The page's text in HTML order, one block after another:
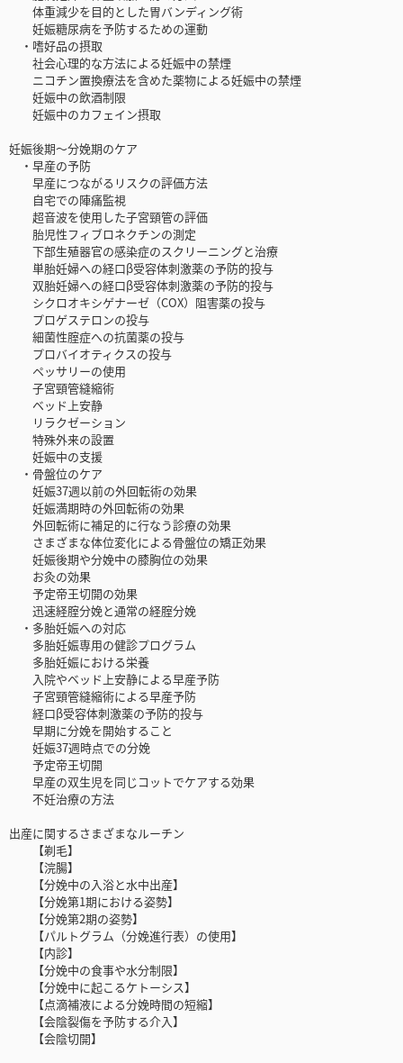
体重減少を目的とした胃バンディング術
妊娠糖尿病を予防するための運動
・嗜好品の摂取
社会心理的な方法による妊娠中の禁煙
ニコチン置換療法を含めた薬物による妊娠中の禁煙
妊娠中の飲酒制限
妊娠中のカフェイン摂取
妊娠後期～分娩期のケア
・早産の予防
早産につながるリスクの評価方法
自宅での陣痛監視
超音波を使用した子宮頸管の評価
胎児性フィブロネクチンの測定
下部生殖器官の感染症のスクリーニングと治療
単胎妊婦への経口β受容体刺激薬の予防的投与
双胎妊婦への経口β受容体刺激薬の予防的投与
シクロオキシゲナーゼ（COX）阻害薬の投与
プロゲステロンの投与
細菌性腟症への抗菌薬の投与
プロバイオティクスの投与
ペッサリーの使用
子宮頸管縫縮術
ベッド上安静
リラクゼーション
特殊外来の設置
妊娠中の支援
・骨盤位のケア
妊娠37週以前の外回転術の効果
妊娠満期時の外回転術の効果
外回転術に補足的に行なう診療の効果
さまざまな体位変化による骨盤位の矯正効果
妊娠後期や分娩中の膝胸位の効果
お灸の効果
予定帝王切開の効果
迅速経腟分娩と通常の経腟分娩
・多胎妊娠への対応
多胎妊娠専用の健診プログラム
多胎妊娠における栄養
入院やベッド上安静による早産予防
子宮頸管縫縮術による早産予防
経口β受容体刺激薬の予防的投与
早期に分娩を開始すること
妊娠37週時点での分娩
予定帝王切開
早産の双生児を同じコットでケアする効果
不妊治療の方法
出産に関するさまざまなルーチン
【剃毛】
【浣腸】
【分娩中の入浴と水中出産】
【分娩第1期における姿勢】
【分娩第2期の姿勢】
【パルトグラム（分娩進行表）の使用】
【内診】
【分娩中の食事や水分制限】
【分娩中に起こるケトーシス】
【点滴補液による分娩時間の短縮】
【会陰裂傷を予防する介入】
【会陰切開】